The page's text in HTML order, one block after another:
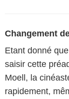
Changement
Etant donné
saisir cette
Moell, la
rapidement,